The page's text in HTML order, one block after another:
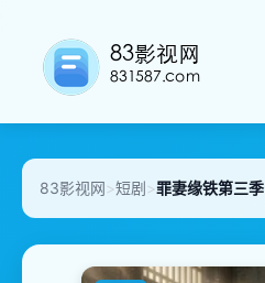
83影视网>短剧>罪妻缘铁第三季